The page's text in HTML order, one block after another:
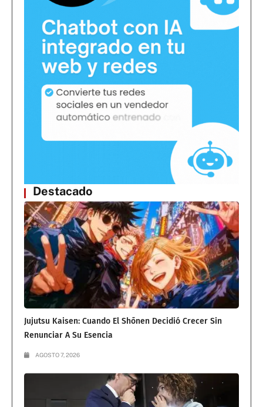
Destacado
Jujutsu Kaisen: Cuando El Shōnen Decidió Crecer Sin
Renunciar A Su Esencia
AGOSTO 7, 2026